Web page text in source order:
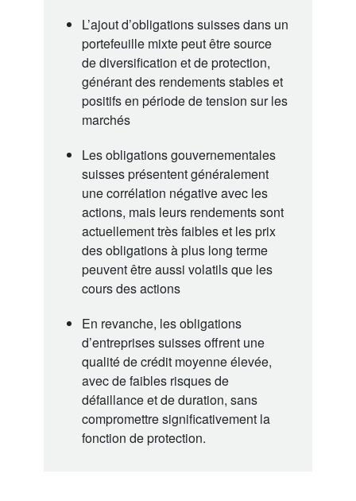
L’ajout d’obligations suisses dans un
portefeuille mixte peut être source
de diversification et de protection,
générant des rendements stables et
positifs en période de tension sur les
marchés
Les obligations gouvernementales
suisses présentent généralement
une corrélation négative avec les
actions, mais leurs rendements sont
actuellement très faibles et les prix
des obligations à plus long terme
peuvent être aussi volatils que les
cours des actions
En revanche, les obligations
d’entreprises suisses offrent une
qualité de crédit moyenne élevée,
avec de faibles risques de
défaillance et de duration, sans
compromettre significativement la
fonction de protection.